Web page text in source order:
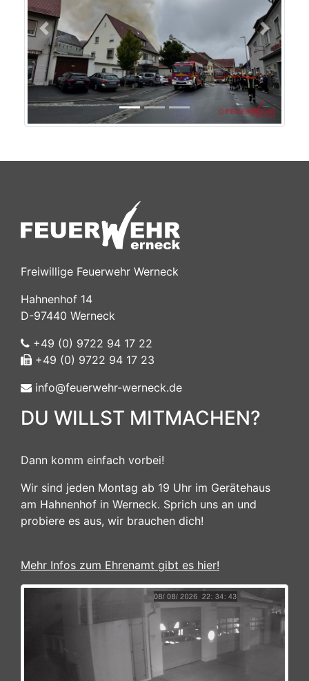
Previous Next
Freiwillige Feuerwehr Werneck
Hahnenhof 14
D-97440 Werneck
+49 (0) 9722 94 17 22
+49 (0) 9722 94 17 23
info@feuerwehr-werneck.de
DU WILLST MITMACHEN?
Dann komm einfach vorbei!
Wir sind jeden Montag ab 19 Uhr im Gerätehaus
am Hahnenhof in Werneck. Sprich uns an und
probiere es aus, wir brauchen dich!
Mehr Infos zum Ehrenamt gibt es hier!